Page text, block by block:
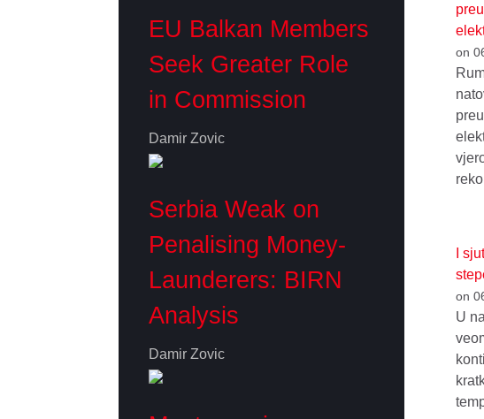
EU Balkan Members
Seek Greater Role
in Commission
Damir Zovic
Serbia Weak on
Penalising Money-
Launderers: BIRN
Analysis
Damir Zovic
on
I
on
U